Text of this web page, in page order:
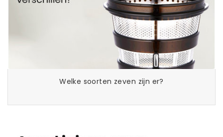
Welke soorten zeven zijn er?